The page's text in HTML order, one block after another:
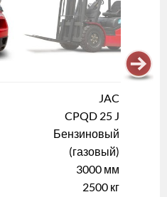
JAC
CPQD 25 J
Бензиновый
(газовый)
3000 мм
2500 кг